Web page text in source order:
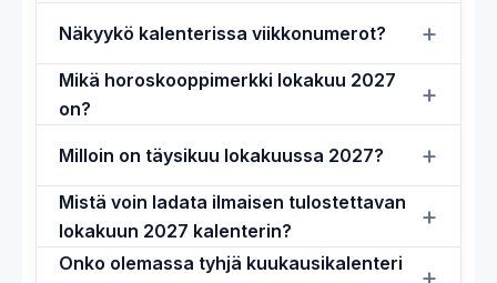
Näkyykö kalenterissa viikkonumerot?
Mikä horoskooppimerkki lokakuu 2027
on?
Milloin on täysikuu lokakuussa 2027?
Mistä voin ladata ilmaisen tulostettavan
lokakuun 2027 kalenterin?
Onko olemassa tyhjä kuukausikalenteri